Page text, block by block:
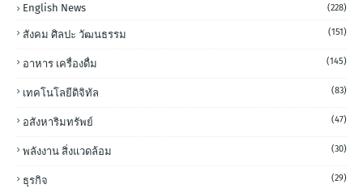
English News (228)
สังคม ศิลปะ วัฒนธรรม (151)
อาหาร เครื่องดื่ม (145)
เทคโนโลยีดิจิทัล (83)
อสังหาริมทรัพย์ (47)
พลังงาน สิ่งแวดล้อม (30)
ธุรกิจ (29)